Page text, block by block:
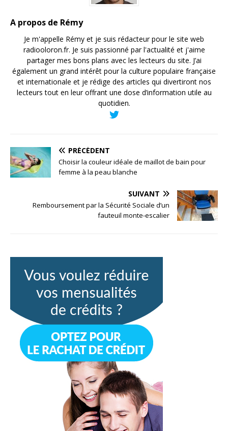
A propos de Rémy
Je m'appelle Rémy et je suis rédacteur pour le site web
radiooloron.fr. Je suis passionné par l'actualité et j'aime
partager mes bons plans avec les lecteurs du site. J’ai
également un grand intérêt pour la culture populaire française
et internationale et je rédige des articles qui divertiront nos
lecteurs tout en leur offrant une dose d’information utile au
quotidien.
PRÉCÉDENT
Choisir la couleur idéale de maillot de bain pour
femme à la peau blanche
SUIVANT
Remboursement par la Sécurité Sociale d’un
fauteuil monte-escalier